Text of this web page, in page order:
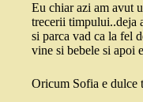
Eu chiar azi am avut
trecerii timpului..deja
si parca vad ca la fel
vine si bebele si apoi
Oricum Sofia e dulce